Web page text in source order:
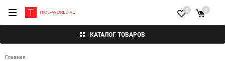
КАТАЛОГ ТОВАРОВ
0 0
Главная